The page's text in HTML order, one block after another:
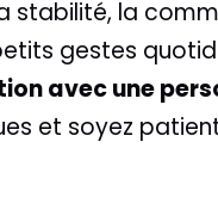
stabilité, la
gestes
avec une
et soyez